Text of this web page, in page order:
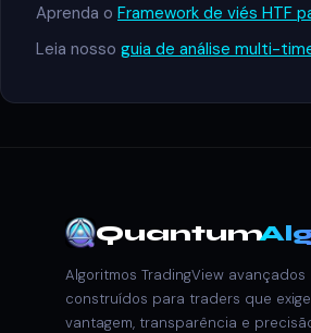
Aprenda o Framework de viés HTF
Leia nosso guia de análise multi-
Quantum
Algoritmos TradingView avançados
construídos para traders que
vantagem, transparência e